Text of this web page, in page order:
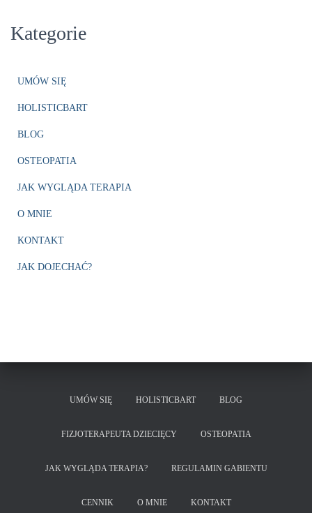
Kategorie
UMÓW SIĘ
HOLISTICBART
BLOG
OSTEOPATIA
JAK WYGLĄDA TERAPIA
O MNIE
KONTAKT
JAK DOJECHAĆ?
UMÓW SIĘ HOLISTICBART BLOG
FIZJOTERAPEUTA DZIECIĘCY OSTEOPATIA
JAK WYGLĄDA TERAPIA? REGULAMIN GABIENTU
CENNIK O MNIE KONTAKT